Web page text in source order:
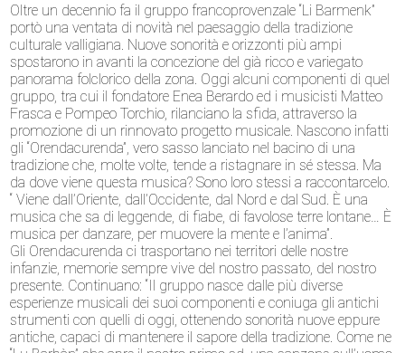
Oltre un decennio fa il gruppo francoprovenzale “Li Barmenk”
portò una ventata di novità nel paesaggio della tradizione
culturale valligiana. Nuove sonorità e orizzonti più ampi
spostarono in avanti la concezione del già ricco e variegato
panorama folclorico della zona. Oggi alcuni componenti di quel
gruppo, tra cui il fondatore Enea Berardo ed i musicisti Matteo
Frasca e Pompeo Torchio, rilanciano la sfida, attraverso la
promozione di un rinnovato progetto musicale. Nascono infatti
gli “Orendacurenda”, vero sasso lanciato nel bacino di una
tradizione che, molte volte, tende a ristagnare in sé stessa. Ma
da dove viene questa musica? Sono loro stessi a raccontarcelo.
“ Viene dall’Oriente, dall’Occidente, dal Nord e dal Sud. È una
musica che sa di leggende, di fiabe, di favolose terre lontane… È
musica per danzare, per muovere la mente e l’anima”.
Gli Orendacurenda ci trasportano nei territori delle nostre
infanzie, memorie sempre vive del nostro passato, del nostro
presente. Continuano: “Il gruppo nasce dalle più diverse
esperienze musicali dei suoi componenti e coniuga gli antichi
strumenti con quelli di oggi, ottenendo sonorità nuove eppure
antiche, capaci di mantenere il sapore della tradizione. Come ne